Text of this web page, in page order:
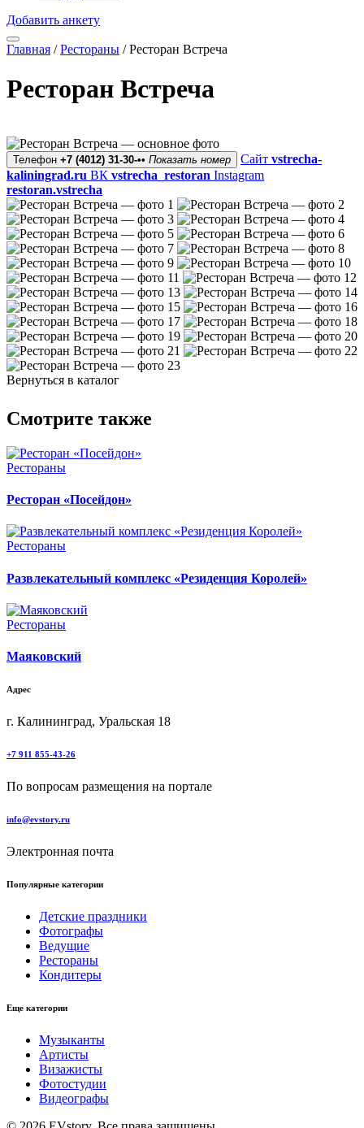
Добавить анкету
Главная / Рестораны / Ресторан Встреча
Ресторан Встреча
Телефон +7 (4012) 31-30-•• Показать номер Сайт vstrecha-
kaliningrad.ru ВК vstrecha_restoran Instagram
restoran.vstrecha
Вернуться в каталог
Смотрите также
Рестораны
Ресторан «Посейдон»
Рестораны
Развлекательный комплекс «Резиденция Королей»
Рестораны
Маяковский
Адрес
г. Калининград, Уральская 18
+7 911 855-43-26
По вопросам размещения на портале
info@evstory.ru
Электронная почта
Популярные категории
Детские праздники
Фотографы
Ведущие
Рестораны
Кондитеры
Еще категории
Музыканты
Артисты
Визажисты
Фотостудии
Видеографы